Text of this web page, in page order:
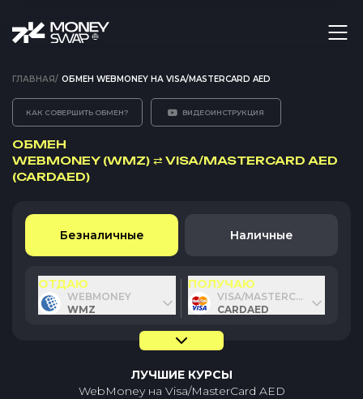
ГЛАВНАЯ/ ОБМЕН WEBMONEY НА VISA/MASTERCARD AED
КАК СОВЕРШИТЬ ОБМЕН? ВИДЕОИНСТРУКЦИЯ
ОБМЕН
WEBMONEY (WMZ) ⇄ VISA/MASTERCARD AED
(CARDAED)
Безналичные Наличные
ОТДАЮ
WEBMONEY
WMZ
ПОЛУЧАЮ
VISA/MASTERCARD AED
CARDAED
ЛУЧШИЕ КУРСЫ
WebMoneyна Visa/MasterCard AED